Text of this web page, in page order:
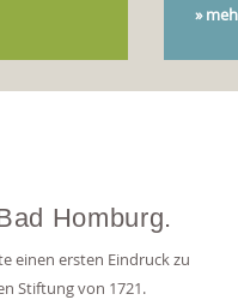
»
Homburg.
einen ersten Eindruck zu
Stiftung von 1721.